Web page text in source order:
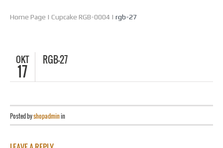
Home Page | Cupcake RGB-0004 | rgb-27
OKT
17
RGB-27
Posted byshopadminin